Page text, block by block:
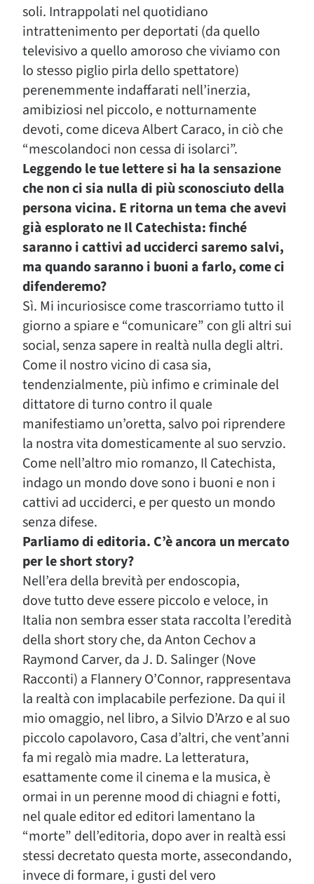
soli. Intrappolati nel quotidiano
intrattenimento per deportati (da quello
televisivo a quello amoroso che viviamo con
lo stesso piglio pirla dello spettatore)
perenemmente indaffarati nell’inerzia,
amibiziosi nel piccolo, e notturnamente
devoti, come diceva Albert Caraco, in ciò che
“mescolandoci non cessa di isolarci”.
Leggendo le tue lettere si ha la sensazione
che non ci sia nulla di più sconosciuto della
persona vicina. E ritorna un tema che avevi
già esplorato ne Il Catechista: finché
saranno i cattivi ad ucciderci saremo salvi,
ma quando saranno i buoni a farlo, come ci
difenderemo?
Sì. Mi incuriosisce come trascorriamo tutto il
giorno a spiare e “comunicare” con gli altri sui
social, senza sapere in realtà nulla degli altri.
Come il nostro vicino di casa sia,
tendenzialmente, più infimo e criminale del
dittatore di turno contro il quale
manifestiamo un’oretta, salvo poi riprendere
la nostra vita domesticamente al suo servzio.
Come nell’altro mio romanzo, Il Catechista,
indago un mondo dove sono i buoni e non i
cattivi ad ucciderci, e per questo un mondo
senza difese.
Parliamo di editoria. C’è ancora un mercato
per le short story?
Nell’era della brevità per endoscopia,
dove tutto deve essere piccolo e veloce, in
Italia non sembra esser stata raccolta l’eredità
della short story che, da Anton Cechov a
Raymond Carver, da J. D. Salinger (Nove
Racconti) a Flannery O’Connor, rappresentava
la realtà con implacabile perfezione. Da qui il
mio omaggio, nel libro, a Silvio D’Arzo e al suo
piccolo capolavoro, Casa d’altri, che vent’anni
fa mi regalò mia madre. La letteratura,
esattamente come il cinema e la musica, è
ormai in un perenne mood di chiagni e fotti,
nel quale editor ed editori lamentano la
“morte” dell’editoria, dopo aver in realtà essi
stessi decretato questa morte, assecondando,
invece di formare, i gusti del vero